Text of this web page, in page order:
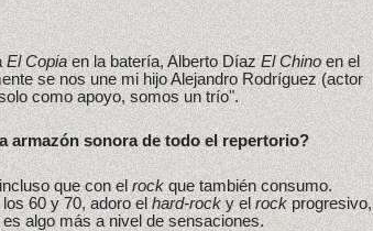
El Copiaen la batería, Alberto DíazEl Chino en el
se nos une mi hijo Alejandro Rodríguez (actor
como apoyo, somos un trío".
armazón sonora de todo el repertorio?
que con elrockque también consumo.
60 y 70, adoro elhard-rocky elrockprogresivo,
algo más a nivel de sensaciones.